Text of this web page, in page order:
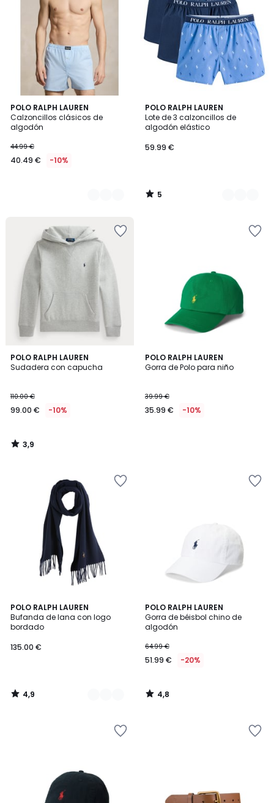
POLO RALPH LAUREN
Calzoncillos clásicos de
algodón
44.99 €
40.49 € -10%
2
Colores
POLO RALPH LAUREN
Lote de 3 calzoncillos de
algodón elástico
59.99 €
5
/
5
2
Colores
5
/
POLO RALPH LAUREN
Sudadera con capucha
110.00 €
99.00 € -10%
3,9
/ 5
3,9
/
POLO RALPH LAUREN
Gorra de Polo para niño
39.99 €
35.99 € -10%
POLO RALPH LAUREN
Bufanda de lana con logo
bordado
135.00 €
4,9
/ 5
3
Colores
4,9
/
POLO RALPH LAUREN
Gorra de béisbol chino de
algodón
64.99 €
51.99 € -20%
4,8
/ 5
4,8
/